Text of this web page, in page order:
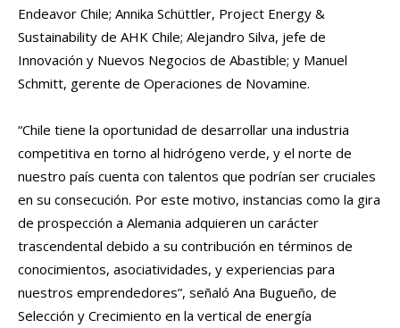
Endeavor Chile; Annika Schüttler, Project Energy &
Sustainability de AHK Chile; Alejandro Silva, jefe de
Innovación y Nuevos Negocios de Abastible; y Manuel
Schmitt, gerente de Operaciones de Novamine.
“Chile tiene la oportunidad de desarrollar una industria
competitiva en torno al hidrógeno verde, y el norte de
nuestro país cuenta con talentos que podrían ser cruciales
en su consecución. Por este motivo, instancias como la gira
de prospección a Alemania adquieren un carácter
trascendental debido a su contribución en términos de
conocimientos, asociatividades, y experiencias para
nuestros emprendedores”, señaló Ana Bugueño, de
Selección y Crecimiento en la vertical de energía